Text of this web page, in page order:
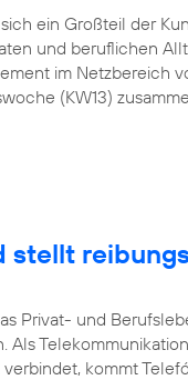
ein Großteil der
und beruflichen
im Netzbereich
(KW13)
stellt
Privat- und
Als
kommt